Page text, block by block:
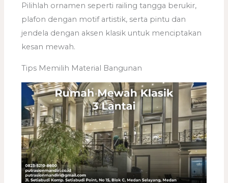
Pilihlah ornamen seperti railing tangga berukir,
plafon dengan motif artistik, serta pintu dan
jendela dengan aksen klasik untuk menciptakan
kesan mewah.
Tips Memilih Material Bangunan